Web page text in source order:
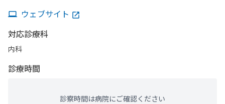
ウェブサイト
対応診療科
内科
診療時間
診察時間は病院にご確認ください